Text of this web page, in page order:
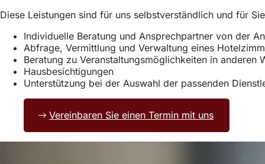
Diese Leistungen sind für uns selbstverständlich und für
Individuelle Beratung und Ansprechpartner von der
Abfrage, Vermittlung und Verwaltung eines
Beratung zu Veranstaltungsmöglichkeiten in anderen
Hausbesichtigungen
Unterstützung bei der Auswahl der passenden
Vereinbaren Sie einen Termin mit uns